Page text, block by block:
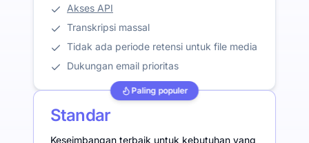
Akses API
Transkripsi massal
Tidak ada periode retensi untuk file media
Dukungan email prioritas
Paling populer
Standar
Keseimbangan terbaik untuk kebutuhan yang